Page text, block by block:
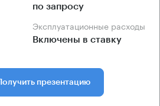
по запросу
Эксплуатационные расходы
Включены в ставку
Получить презентацию